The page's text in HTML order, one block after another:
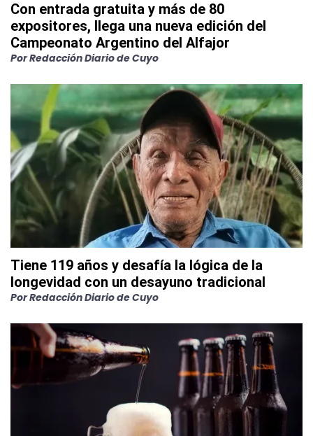
Con entrada gratuita y más de 80
expositores, llega una nueva edición del
Campeonato Argentino del Alfajor
PorRedacción Diario de Cuyo
Tiene 119 años y desafía la lógica de la
longevidad con un desayuno tradicional
PorRedacción Diario de Cuyo